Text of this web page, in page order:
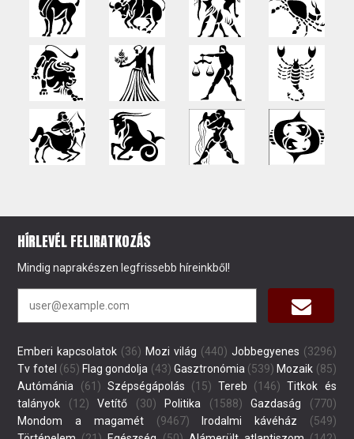
HÍRLEVÉL FELIRATKOZÁS
Mindig naprakészen legfrissebb híreinkből!
Emberi kapcsolatok (36) Mozi világ (440) Jobbegyenes (3296)
Tv fotel (65) Flag gondolja (43) Gasztronómia (539) Mozaik (85)
Autómánia (61) Szépségápolás (15) Tereb (146) Titkok és
talányok (12) Vetítő (30) Politika (1588) Gazdaság (770)
Mondom a magamét(9467) Irodalmi kávéház (549)